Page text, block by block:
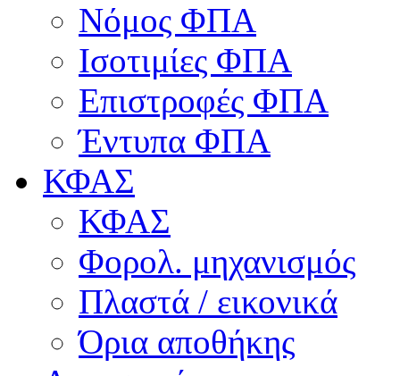
Νόμος ΦΠΑ
Ισοτιμίες ΦΠΑ
Επιστροφές ΦΠΑ
Έντυπα ΦΠΑ
ΚΦΑΣ
ΚΦΑΣ
Φορολ. μηχανισμός
Πλαστά / εικονικά
Όρια αποθήκης